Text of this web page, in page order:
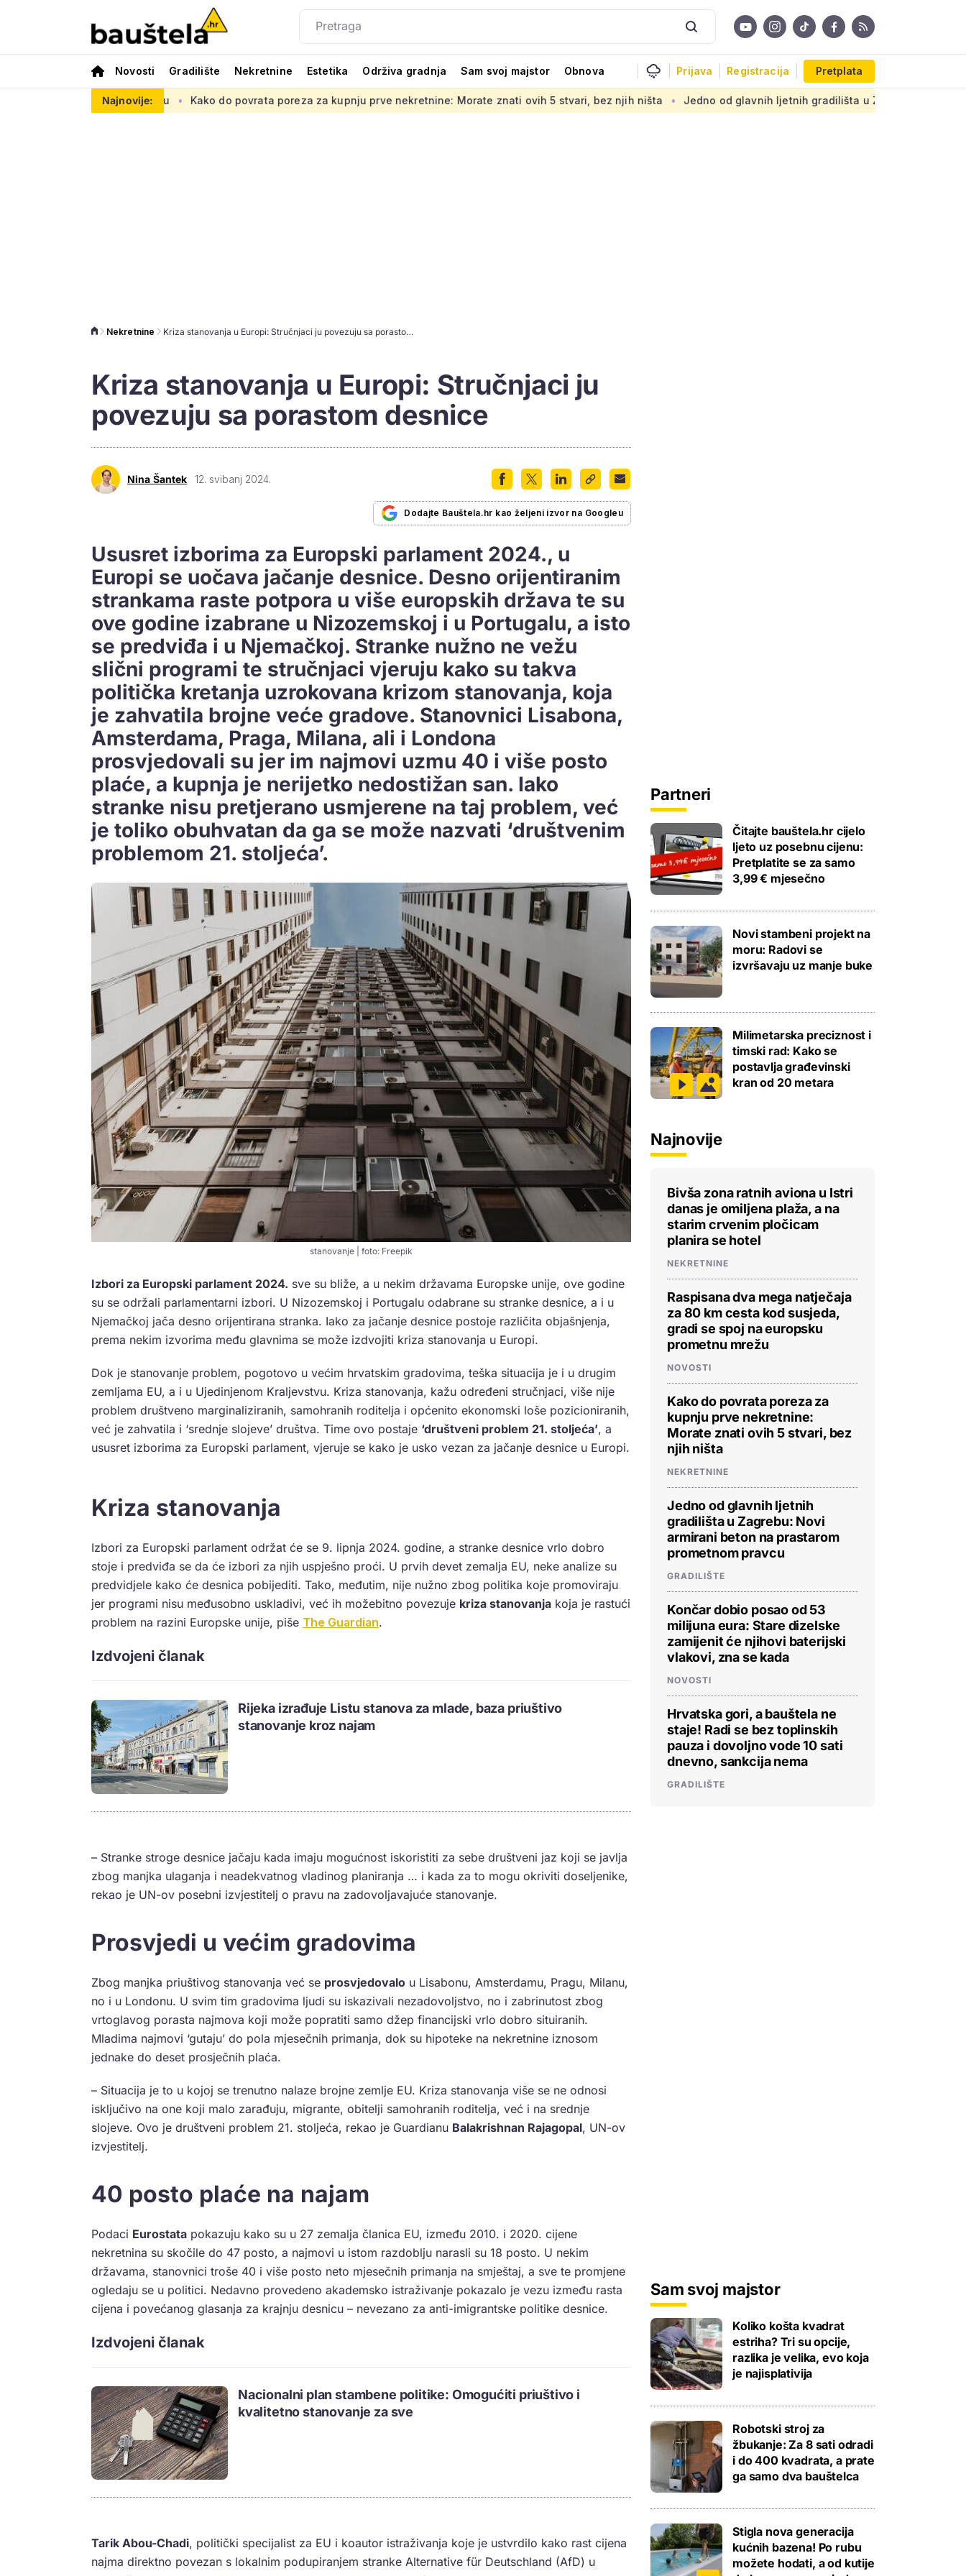
Novosti Gradilište Nekretnine Estetika Održiva gradnja Sam svoj majstor Obnova Prijava Registracija Pretplata
Najnovije:
prometnu mrežu Kako do povrata poreza za kupnju prve nekretnine: Morate znati ovih 5 stvari, bez njih ništa Jedno od glavnih ljetnih gradilišta u Zagrebu: Novi armirani beton
Nekretnine Kriza stanovanja u Europi: Stručnjaci ju povezuju sa porastom desnice
Kriza stanovanja u Europi: Stručnjaci ju
povezuju sa porastom desnice
Nina Šantek 12. svibanj 2024.
Dodajte Bauštela.hr kao željeni izvor na Googleu
Ususret izborima za Europski parlament 2024., u
Europi se uočava jačanje desnice. Desno orijentiranim
strankama raste potpora u više europskih država te su
ove godine izabrane u Nizozemskoj i u Portugalu, a isto
se predviđa i u Njemačkoj. Stranke nužno ne vežu
slični programi te stručnjaci vjeruju kako su takva
politička kretanja uzrokovana krizom stanovanja, koja
je zahvatila brojne veće gradove. Stanovnici Lisabona,
Amsterdama, Praga, Milana, ali i Londona
prosvjedovali su jer im najmovi uzmu 40 i više posto
plaće, a kupnja je nerijetko nedostižan san. Iako
stranke nisu pretjerano usmjerene na taj problem, već
je toliko obuhvatan da ga se može nazvati ‘društvenim
problemom 21. stoljeća’.
stanovanje | foto: Freepik
Izbori za Europski parlament 2024. sve su bliže, a u nekim državama Europske unije, ove godine
su se održali parlamentarni izbori. U Nizozemskoj i Portugalu odabrane su stranke desnice, a i u
Njemačkoj jača desno orijentirana stranka. Iako za jačanje desnice postoje različita objašnjenja,
prema nekim izvorima među glavnima se može izdvojiti kriza stanovanja u Europi.
Dok je stanovanje problem, pogotovo u većim hrvatskim gradovima, teška situacija je i u drugim
zemljama EU, a i u Ujedinjenom Kraljevstvu. Kriza stanovanja, kažu određeni stručnjaci, više nije
problem društveno marginaliziranih, samohranih roditelja i općenito ekonomski loše pozicioniranih,
već je zahvatila i ‘srednje slojeve’ društva. Time ovo postaje ‘društveni problem 21. stoljeća’, a
ususret izborima za Europski parlament, vjeruje se kako je usko vezan za jačanje desnice u Europi.
Kriza stanovanja
Izbori za Europski parlament održat će se 9. lipnja 2024. godine, a stranke desnice vrlo dobro
stoje i predviđa se da će izbori za njih uspješno proći. U prvih devet zemalja EU, neke analize su
predvidjele kako će desnica pobijediti. Tako, međutim, nije nužno zbog politika koje promoviraju
jer programi nisu međusobno uskladivi, već ih možebitno povezuje kriza stanovanja koja je rastući
problem na razini Europske unije, piše The Guardian.
Izdvojeni članak
Rijeka izrađuje Listu stanova za mlade, baza priuštivo
stanovanje kroz najam
– Stranke stroge desnice jačaju kada imaju mogućnost iskoristiti za sebe društveni jaz koji se javlja
zbog manjka ulaganja i neadekvatnog vladinog planiranja … i kada za to mogu okriviti doseljenike,
rekao je UN-ov posebni izvjestitelj o pravu na zadovoljavajuće stanovanje.
Prosvjedi u većim gradovima
Zbog manjka priuštivog stanovanja već se prosvjedovalo u Lisabonu, Amsterdamu, Pragu, Milanu,
no i u Londonu. U svim tim gradovima ljudi su iskazivali nezadovoljstvo, no i zabrinutost zbog
vrtoglavog porasta najmova koji može popratiti samo džep financijski vrlo dobro situiranih.
Mladima najmovi ‘gutaju’ do pola mjesečnih primanja, dok su hipoteke na nekretnine iznosom
jednake do deset prosječnih plaća.
– Situacija je to u kojoj se trenutno nalaze brojne zemlje EU. Kriza stanovanja više se ne odnosi
isključivo na one koji malo zarađuju, migrante, obitelji samohranih roditelja, već i na srednje
slojeve. Ovo je društveni problem 21. stoljeća, rekao je Guardianu Balakrishnan Rajagopal, UN-ov
izvjestitelj.
40 posto plaće na najam
Podaci Eurostata pokazuju kako su u 27 zemalja članica EU, između 2010. i 2020. cijene
nekretnina su skočile do 47 posto, a najmovi u istom razdoblju narasli su 18 posto. U nekim
državama, stanovnici troše 40 i više posto neto mjesečnih primanja na smještaj, a sve te promjene
ogledaju se u politici. Nedavno provedeno akademsko istraživanje pokazalo je vezu između rasta
cijena i povećanog glasanja za krajnju desnicu – nevezano za anti-imigrantske politike desnice.
Izdvojeni članak
Nacionalni plan stambene politike: Omogućiti priuštivo i
kvalitetno stanovanje za sve
Tarik Abou-Chadi, politički specijalist za EU i koautor istraživanja koje je ustvrdilo kako rast cijena
najma direktno povezan s lokalnim podupiranjem stranke Alternative für Deutschland (AfD) u
Partneri
Čitajte bauštela.hr cijelo
ljeto uz posebnu cijenu:
Pretplatite se za samo
3,99 € mjesečno
Novi stambeni projekt na
moru: Radovi se
izvršavaju uz manje buke
Milimetarska preciznost i
timski rad: Kako se
postavlja građevinski
kran od 20 metara
Najnovije
Bivša zona ratnih aviona u Istri
danas je omiljena plaža, a na
starim crvenim pločicam
planira se hotel
NEKRETNINE
Raspisana dva mega natječaja
za 80 km cesta kod susjeda,
gradi se spoj na europsku
prometnu mrežu
NOVOSTI
Kako do povrata poreza za
kupnju prve nekretnine:
Morate znati ovih 5 stvari, bez
njih ništa
NEKRETNINE
Jedno od glavnih ljetnih
gradilišta u Zagrebu: Novi
armirani beton na prastarom
prometnom pravcu
GRADILIŠTE
Končar dobio posao od 53
milijuna eura: Stare dizelske
zamijenit će njihovi baterijski
vlakovi, zna se kada
NOVOSTI
Hrvatska gori, a bauštela ne
staje! Radi se bez toplinskih
pauza i dovoljno vode 10 sati
dnevno, sankcija nema
GRADILIŠTE
Sam svoj majstor
Koliko košta kvadrat
estriha? Tri su opcije,
razlika je velika, evo koja
je najisplativija
Robotski stroj za
žbukanje: Za 8 sati odradi
i do 400 kvadrata, a prate
ga samo dva bauštelca
Stigla nova generacija
kućnih bazena! Po rubu
možete hodati, a od kutije